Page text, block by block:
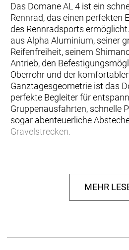
Das Domane AL 4 ist ein
Rennrad, das einen perfekten
des Rennradsports
aus Alpha Aluminium, seiner
Reifenfreiheit, seinem
Antrieb, den
Oberrohr und der
Ganztagesgeometrie ist das
perfekte Begleiter für
Gruppenausfahrten, schnelle
sogar abenteuerliche
Gravelstrecken.
geschmeidig und schnell ist
sprengt. Zwar wirst du
unterwegs sein, das Bike sollte
MEHR